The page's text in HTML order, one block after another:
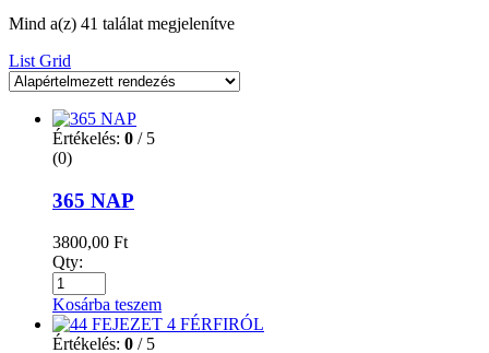
Mind a(z) 41 találat megjelenítve
List Grid
Értékelés: 0 / 5
(0)
365 NAP
3800,00 Ft
Qty:
Kosárba teszem
Értékelés: 0 / 5